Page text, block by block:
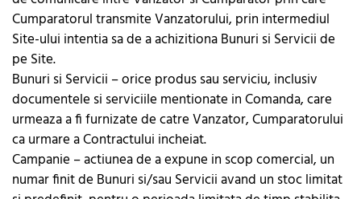
Cumparatorul transmite Vanzatorului, prin intermediul
Site-ului intentia sa de a achizitiona Bunuri si Servicii de
pe Site.
Bunuri si Servicii – orice produs sau serviciu, inclusiv
documentele si serviciile mentionate in Comanda, care
urmeaza a fi furnizate de catre Vanzator, Cumparatorului
ca urmare a Contractului incheiat.
Campanie – actiunea de a expune in scop comercial, un
numar finit de Bunuri si/sau Servicii avand un stoc limitat